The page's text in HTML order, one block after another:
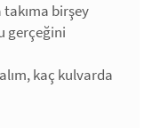
birşey
gerçeğini
kaç kulvarda